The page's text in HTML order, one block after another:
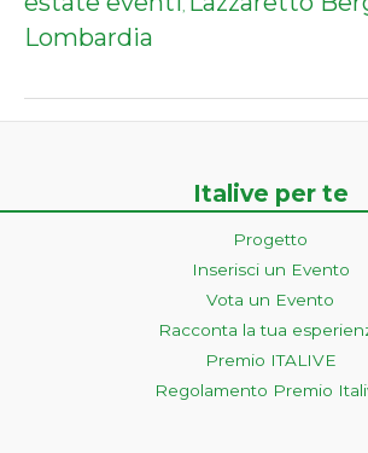
,
Lombardia
Italive per te
Progetto
Inserisci un Evento
Vota un Evento
Racconta la tua
Premio ITALIVE
Regolamento Premio